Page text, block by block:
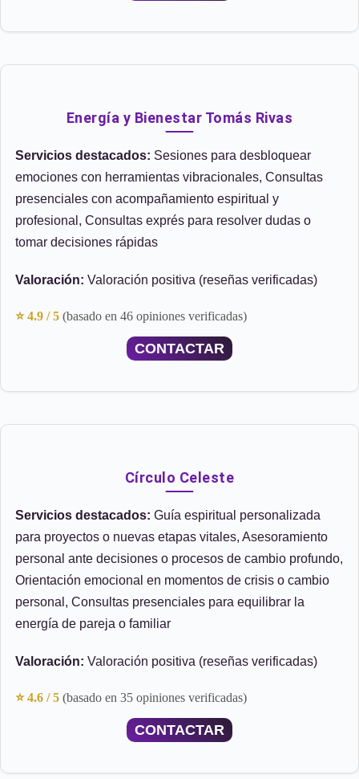
Energía y Bienestar Tomás Rivas
Servicios destacados: Sesiones para desbloquear
emociones con herramientas vibracionales, Consultas
presenciales con acompañamiento espiritual y
profesional, Consultas exprés para resolver dudas o
tomar decisiones rápidas
Valoración: Valoración positiva (reseñas verificadas)
⭐ 4.9 / 5 (basado en 46 opiniones verificadas)
CONTACTAR
Círculo Celeste
Servicios destacados: Guía espiritual personalizada
para proyectos o nuevas etapas vitales, Asesoramiento
personal ante decisiones o procesos de cambio profundo,
Orientación emocional en momentos de crisis o cambio
personal, Consultas presenciales para equilibrar la
energía de pareja o familiar
Valoración: Valoración positiva (reseñas verificadas)
⭐ 4.6 / 5 (basado en 35 opiniones verificadas)
CONTACTAR